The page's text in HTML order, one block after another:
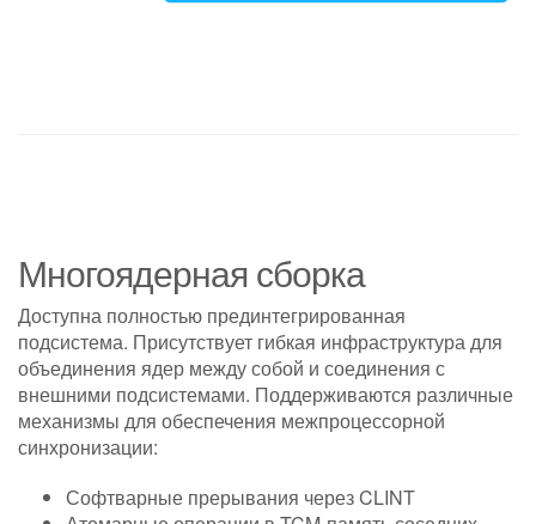
Многоядерная сборка
Доступна полностью прединтегрированная
подсистема. Присутствует гибкая инфраструктура для
объединения ядер между собой и соединения с
внешними подсистемами. Поддерживаются различные
механизмы для обеспечения межпроцессорной
синхронизации:
Софтварные прерывания через CLINT